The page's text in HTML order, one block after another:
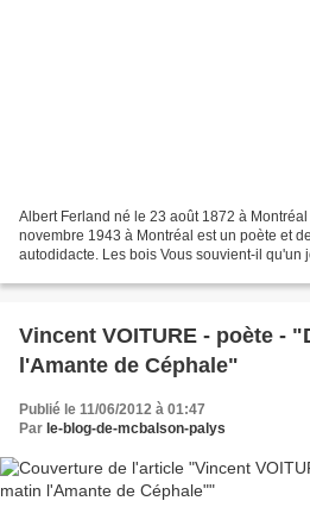
Albert Ferland né le 23 août 1872 à
novembre 1943 à Montréal est un poète et
autodidacte. Les bois Vous souvient-il qu'un
Vincent VOITURE - poète -
l'Amante de Céphale"
Publié le 11/06/2012 à 01:47
Par le-blog-de-mcbalson-palys